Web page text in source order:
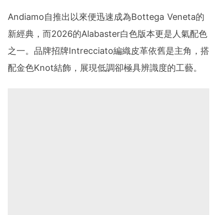
Andiamo自推出以來便迅速成為Bottega Veneta的
新經典，而2026的Alabaster白色版本更是人氣配色
之一。品牌招牌Intrecciato編織皮革依舊是主角，搭
配金色Knot結飾，展現低調卻極具辨識度的工藝。